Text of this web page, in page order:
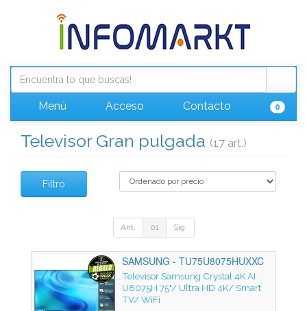
Menú Acceso Contacto 0
Televisor Gran pulgada (17 art.)
Filtro
Ant. 01 Sig.
SAMSUNG - TU75U8075HUXXC
Televisor Samsung Crystal 4K AI
U8075H 75"/ Ultra HD 4K/ Smart
TV/ WiFi